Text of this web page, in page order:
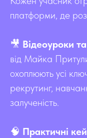
платформи, де
🎥 Відеоуроки
від Майка
охоплюють усі
рекрутинг,
залученість.
🧠 Практичні